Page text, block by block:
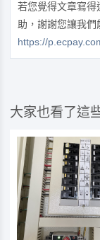
若您覺得文章寫得
助，謝謝您讓我們
https://
大家也看了這